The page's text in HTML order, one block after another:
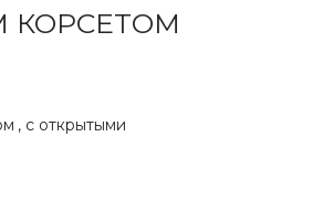
КОРСЕТОМ
, с открытыми